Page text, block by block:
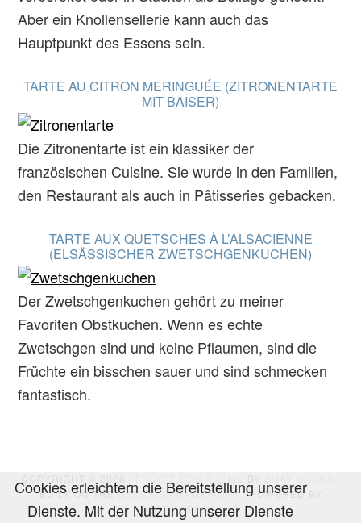
Aber ein Knollensellerie kann auch das
Hauptpunkt des Essens sein.
TARTE AU CITRON MERINGUÉE (ZITRONENTARTE
MIT BAISER)
Die Zitronentarte ist ein klassiker der
französischen Cuisine. Sie wurde in den Familien,
den Restaurant als auch in Pâtisseries gebacken.
TARTE AUX QUETSCHES À L’ALSACIENNE
(ELSÄSSISCHER ZWETSCHGENKUCHEN)
Der Zwetschgenkuchen gehört zu meiner
Favoriten Obstkuchen. Wenn es echte
Zwetschgen sind und keine Pflaumen, sind die
Früchte ein bisschen sauer und sind schmecken
fantastisch.
BUILT ON THEGENESIS FRAMEWORK· POWERED BY
WORDPRESS
Cookies erleichtern die Bereitstellung unserer
Dienste. Mit der Nutzung unserer Dienste